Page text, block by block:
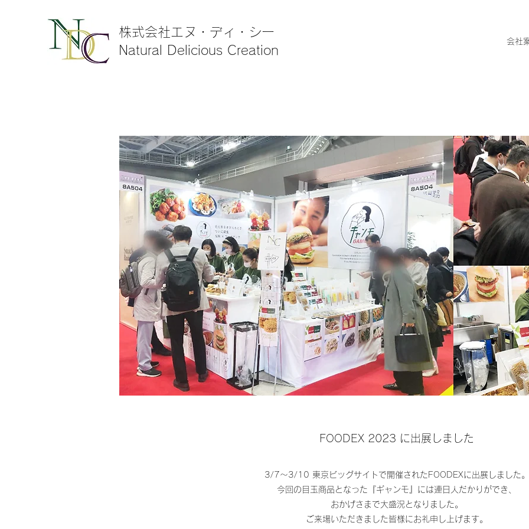
株式会社エヌ・ディ・シー
Natural Delicious Creation
会社
FOODEX 2023 に出展しました
3/7～3/10 東京ビッグサイトで開催されたFOODEXに出展しました。
今回の目玉商品となった『ギャンモ』には連日人だかりができ、
おかげさまで大盛況となりました。
ご来場いただきました皆様にお礼申し上げます。